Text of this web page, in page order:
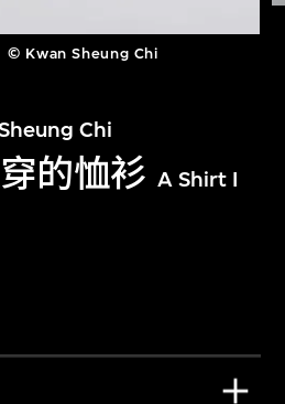
© Kwan Sheung Chi
Chi
的恤衫 A Shirt I